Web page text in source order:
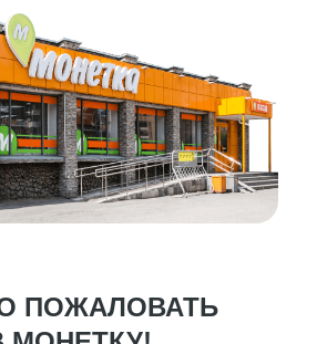
ПОЖАЛОВАТЬ